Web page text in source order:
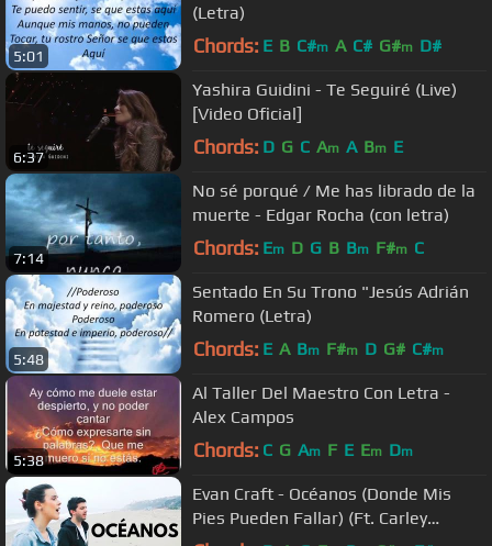
5:01
(Letra)
Chords: E B C#m A C# G#m D#
6:37
Yashira Guidini - Te Seguiré (Live)
[Video Oficial]
Chords: D G C Am A Bm E
7:14
No sé porqué / Me has librado de la
muerte - Edgar Rocha (con letra)
Chords: Em D G B Bm F#m C
5:48
Sentado En Su Trono "Jesús Adrián
Romero (Letra)
Chords: E A Bm F#m D G# C#m
5:38
Al Taller Del Maestro Con Letra -
Alex Campos
Chords: C G Am F E Em Dm
Evan Craft - Océanos (Donde Mis
Pies Pueden Fallar) (Ft. Carley